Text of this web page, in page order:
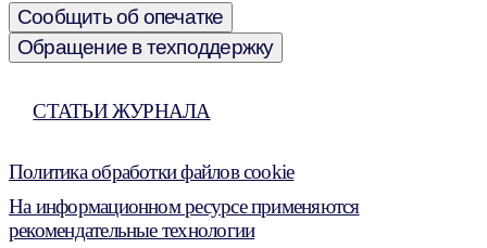
Сообщить об опечатке
Обращение в техподдержку
СТАТЬИ ЖУРНАЛА
Политика обработки файлов cookie
На информационном ресурсе применяются
рекомендательные технологии